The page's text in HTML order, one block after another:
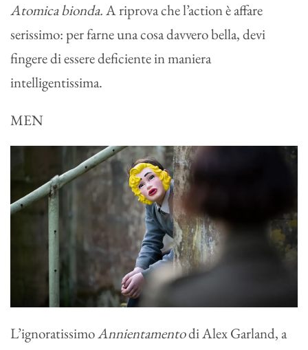
Atomica bionda.A riprova che l’action è affare
serissimo: per farne una cosa davvero bella, devi
fingere di essere deficiente in maniera
intelligentissima.
MEN
L’ignoratissimoAnnientamentodi Alex Garland, a